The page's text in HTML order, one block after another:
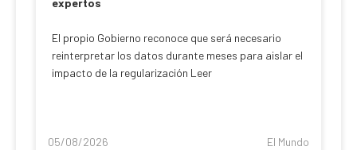
expertos
El propio Gobierno reconoce que será necesario
reinterpretar los datos durante meses para aislar el
impacto de la regularización Leer
05/08/2026 El Mundo